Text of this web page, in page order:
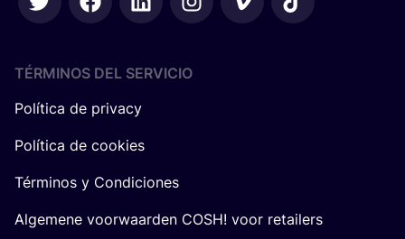
TÉRMINOS DEL SERVICIO
Política de privacy
Política de cookies
Términos y Condiciones
Algemene voorwaarden COSH! voor retailers